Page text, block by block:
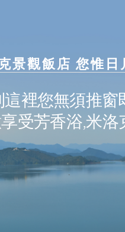
景觀飯店 您惟
裡您無須推
受芳香浴,米